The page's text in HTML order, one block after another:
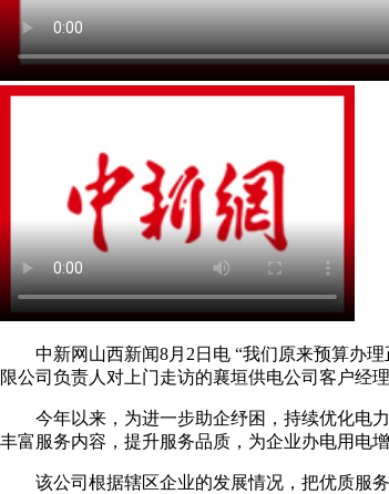
中新网山西新闻8月2日电 “我们原来预算办理
限公司负责人对上门走访的襄垣供电公司客户经理
今年以来，为进一步助企纾困，持续优化电力
丰富服务内容，提升服务品质，为企业办电用电
该公司根据辖区企业的发展情况，把优质服务